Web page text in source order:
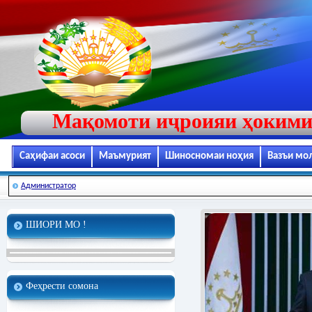
Мақомоти иҷроияи
Саҳифаи асоси Маъмурият Шиносномаи ноҳия Вазъи
Администратор
ШИОРИ МО !
Феҳрести сомона